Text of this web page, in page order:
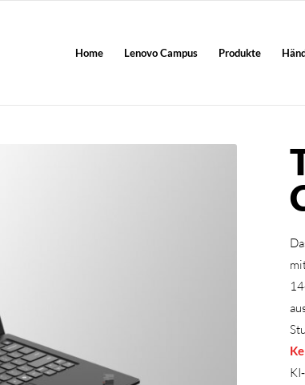
Home Lenovo Campus Produkte